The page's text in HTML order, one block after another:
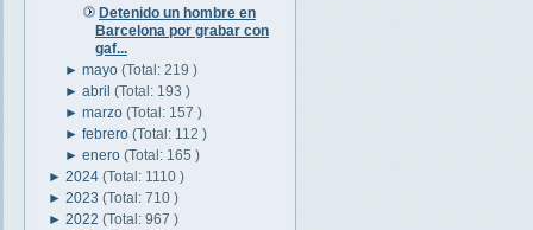
Detenido un hombre en
Barcelona por grabar con
gaf...
►mayo(Total: 219 )
►abril(Total: 193 )
►marzo(Total: 157 )
►febrero(Total: 112 )
►enero(Total: 165 )
► 2024 (Total: 1110 )
► 2023 (Total: 710 )
► 2022 (Total: 967 )